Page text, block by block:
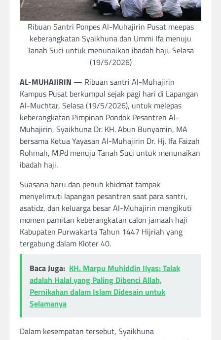
Ribuan Santri Ponpes Al-Muhajirin Pusat meepas
keberangkatan Syaikhuna dan Ummi Ifa menuju
Tanah Suci untuk menunaikan ibadah haji, Selasa
(19/5/2026)
AL-MUHAJIRIN — Ribuan santri Al-Muhajirin
Kampus Pusat berkumpul sejak pagi hari di Lapangan
Al-Muchtar, Selasa (19/5/2026), untuk melepas
keberangkatan Pimpinan Pondok Pesantren Al-
Muhajirin, Syaikhuna Dr. KH. Abun Bunyamin, MA
bersama Ketua Yayasan Al-Muhajirin Dr. Hj. Ifa Faizah
Rohmah, M.Pd menuju Tanah Suci untuk menunaikan
ibadah haji.
Suasana haru dan penuh khidmat tampak
menyelimuti lapangan pesantren saat para santri,
asatidz, dan keluarga besar Al-Muhajirin mengikuti
momen pamitan keberangkatan calon jamaah haji
Kabupaten Purwakarta Tahun 1447 Hijriah yang
tergabung dalam Kloter 40.
Baca Juga: KH. Marpu Muhiddin Ilyas: Talak
adalah Halal yang Paling Dibenci Allah,
Pernikahan dalam Islam Didesain untuk
Selamanya
Dalam kesempatan tersebut, Syaikhuna